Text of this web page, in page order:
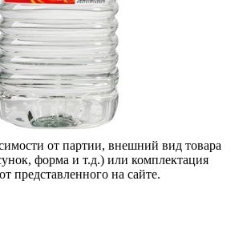
от партии, внешний вид товара
форма и т.д.) или комплектация
представленного на сайте.